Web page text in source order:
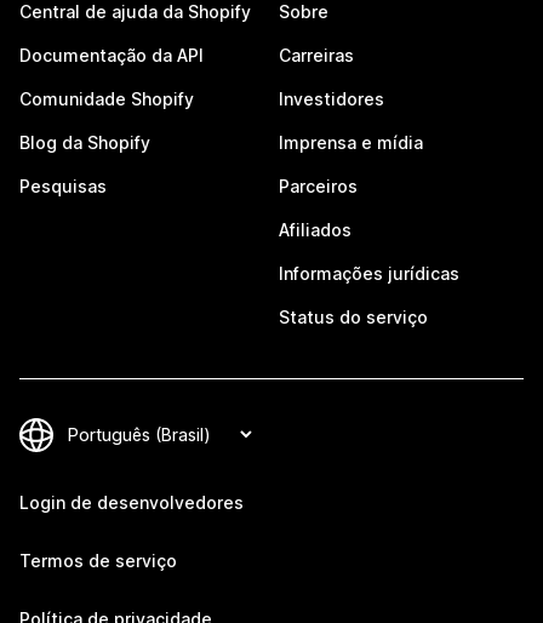
Central de ajuda da Shopify
Documentação da API
Comunidade Shopify
Blog da Shopify
Pesquisas
Sobre
Carreiras
Investidores
Imprensa e mídia
Parceiros
Afiliados
Informações jurídicas
Status do serviço
Login de desenvolvedores
Termos de serviço